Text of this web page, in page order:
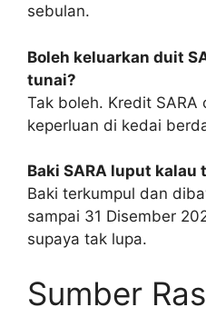
sebulan.
Boleh keluarkan duit
tunai?
Tak boleh. Kredit
keperluan di kedai
Baki SARA luput kalau
Baki terkumpul dan
sampai 31 Disember
supaya tak lupa.
Sumber